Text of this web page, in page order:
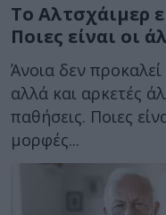
Το Αλτσχάιμερ
Ποιες είναι οι
Άνοια δεν
αλλά και αρκετές
παθήσεις. Ποιες
μορφές...